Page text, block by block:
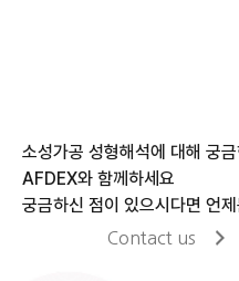
소성가공 성형해석에 대해 궁
AFDEX와 함께하세요
궁금하신 점이 있으시다면 언
Contact us